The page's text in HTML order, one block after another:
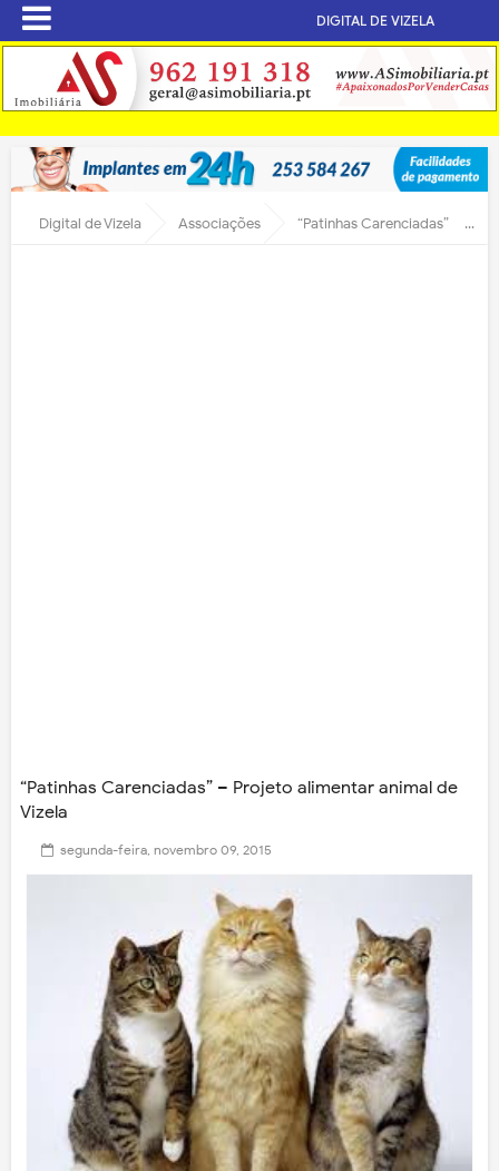
DIGITAL DE VIZELA
Digital de Vizela Associações “Patinhas Carenciadas” – Projeto alimentar animal de Vizela
“Patinhas Carenciadas” – Projeto alimentar animal de
Vizela
segunda-feira, novembro 09, 2015